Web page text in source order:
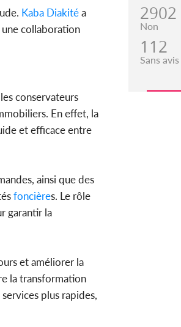
Kaba Diakitéa
une collaboration
conservateurs
En effet, la
et efficace entre
ainsi que des
foncières. Le rôle
garantir la
et améliorer la
la transformation
plus rapides,
2902
Non
112
Sans avis